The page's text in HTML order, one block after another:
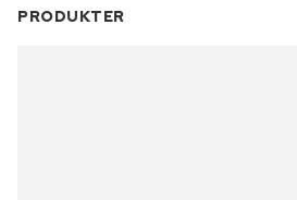
PRODUKTER